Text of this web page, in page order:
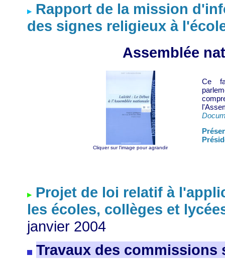
Rapport de la mission
des signes religieux à
Assemblée
Cliquer sur l'image pour agrandir
Ce
Projet de loi relatif à
les écoles, collèges et
janvier 2004
Travaux des